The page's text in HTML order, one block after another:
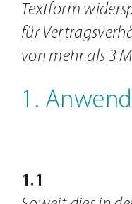
Textform
für
von mehr als 3
1.
1.1